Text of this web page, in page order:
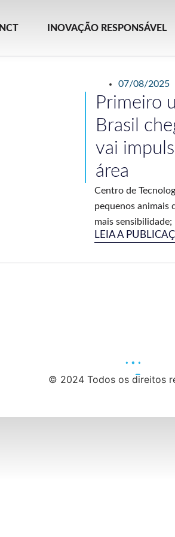
INOVAÇÃO RESPONSÁVEL
07/08/2025
Primeiro
Brasil
vai
área
Centro de
pequenos animais
mais
LEIA A
© 2024 Todos os direitos